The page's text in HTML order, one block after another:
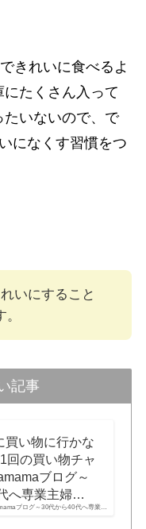
きれいに食べるよ
たくさん入って
いないので、で
になくす習慣をつ
いにすること
記事
ブログ～30代から40代へ専業…
買い物に行かな
回の買い物チャ
ブログ～
へ専業主婦…